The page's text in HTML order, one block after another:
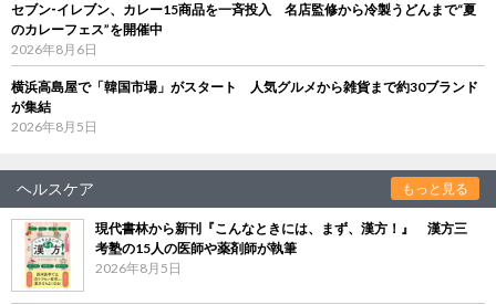
セブン‐イレブン、カレー15商品を一斉投入 名店監修から冷製うどんまで“夏
のカレーフェス”を開催中
2026年8月6日
横浜高島屋で「韓国市場」がスタート 人気グルメから雑貨まで約30ブランド
が集結
2026年8月5日
ヘルスケア もっと見る
現代書林から新刊『こんなときには、まず、漢方！』 漢方三
考塾の15人の医師や薬剤師が執筆
2026年8月5日